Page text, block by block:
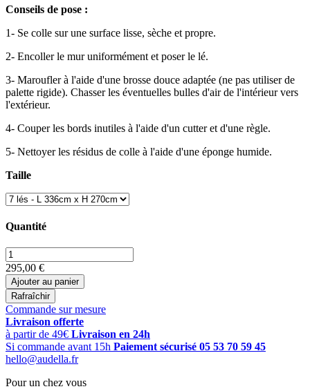
Conseils de pose :
1- Se colle sur une surface lisse, sèche et propre.
2- Encoller le mur uniformément et poser le lé.
3- Maroufler à l'aide d'une brosse douce adaptée (ne pas utiliser de
palette rigide). Chasser les éventuelles bulles d'air de l'intérieur vers
l'extérieur.
4- Couper les bords inutiles à l'aide d'un cutter et d'une règle.
5- Nettoyer les résidus de colle à l'aide d'une éponge humide.
Taille
Quantité
295,00 €
Ajouter au panier
Commande sur mesure
Livraison offerte
à partir de 49€ Livraison en 24h
Si commande avant 15h Paiement sécurisé 05 53 70 59 45
hello@audella.fr
Pour un chez vous